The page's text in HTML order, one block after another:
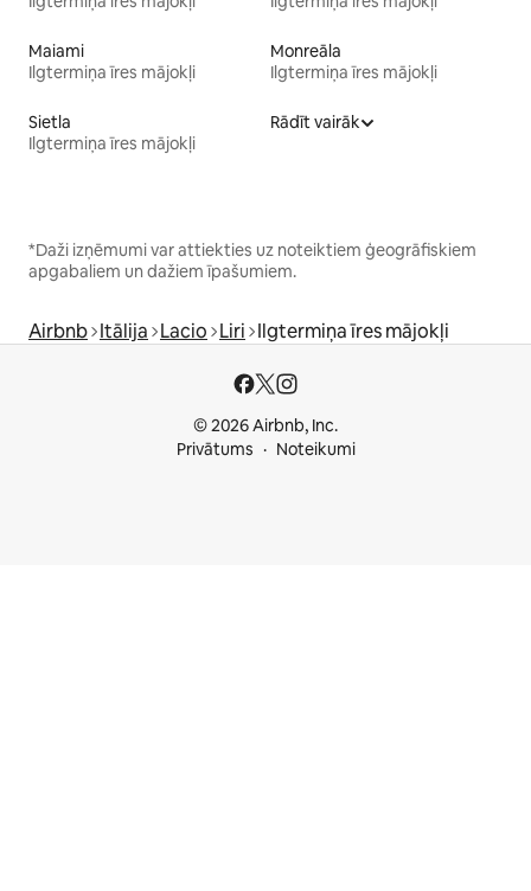
Maiami
Ilgtermiņa īres mājokļi
Monreāla
Ilgtermiņa īres mājokļi
Sietla
Ilgtermiņa īres mājokļi
Rādīt vairāk
*Daži izņēmumi var attiekties uz noteiktiem ģeogrāfiskiem
apgabaliem un dažiem īpašumiem.
Airbnb Itālija Lacio Liri Ilgtermiņa īres mājokļi
© 2026 Airbnb, Inc.
Privātums
Noteikumi